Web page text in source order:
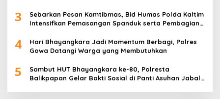
3
Sebarkan Pesan Kamtibmas, Bid Humas Polda Kaltim
Intensifkan Pemasangan Spanduk serta Pembagian
4
Hari Bhayangkara Jadi Momentum Berbagi, Polres
Gowa Datangi Warga yang Membutuhkan
5
Sambut HUT Bhayangkara ke-80, Polresta
Balikpapan Gelar Bakti Sosial di Panti Asuhan Jabal